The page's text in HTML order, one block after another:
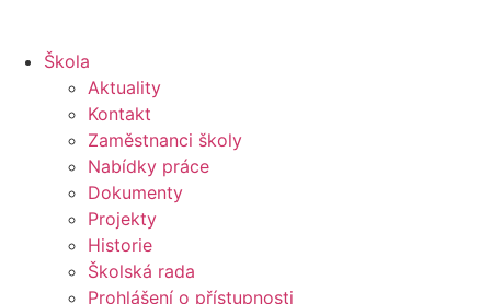
Škola
Aktuality
Kontakt
Zaměstnanci školy
Nabídky práce
Dokumenty
Projekty
Historie
Školská rada
Prohlášení o přístupnosti